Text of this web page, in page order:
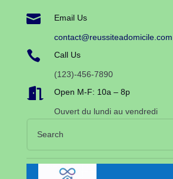
 Email Us
contact@reussiteadomicile.com
 Call Us
(123)-456-7890
 Open M-F: 10a – 8p
Ouvert du lundi au vendredi